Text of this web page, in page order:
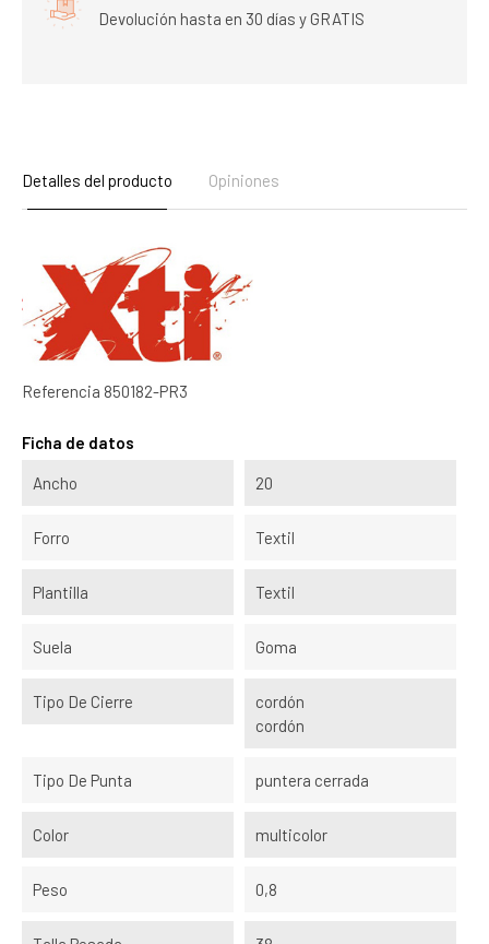
Devolución hasta en 30 días y GRATIS
Detalles del producto Opiniones
Referencia 850182-PR3
Ficha de datos
Ancho 20
Forro Textil
Plantilla Textil
Suela Goma
Tipo De Cierre
cordón
cordón
Tipo De Punta puntera cerrada
Color multicolor
Peso 0,8